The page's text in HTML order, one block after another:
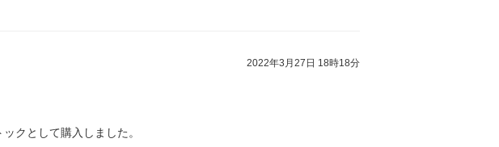
2022年3月27日 18時18分
クとして購入しました。